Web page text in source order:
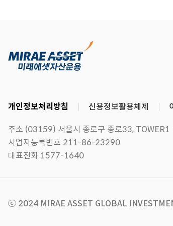
개인정보처리방침 신용정보활용체제
주소 (03159) 서울시 종로구 종로33, TOWER1
사업자등록번호 211-86-23290
대표전화 1577-1640
ⓒ 2024 MIRAE ASSET GLOBAL